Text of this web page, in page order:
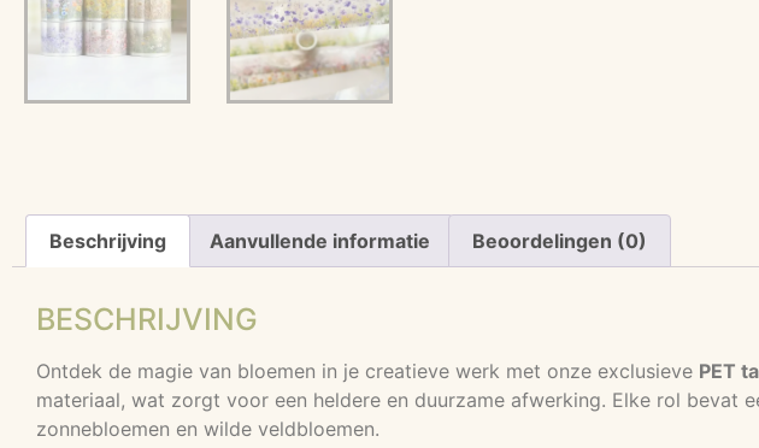
Beschrijving Aanvullende informatie Beoordelingen (0)
BESCHRIJVING
Ontdek de magie van bloemen in je creatieve werk met onze exclusieve PET
materiaal, wat zorgt voor een heldere en duurzame afwerking. Elke rol bevat
zonnebloemen en wilde veldbloemen.